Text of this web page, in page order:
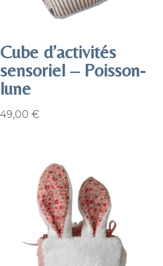
Cube d’activités
sensoriel – Poisson-
lune
49,00 €